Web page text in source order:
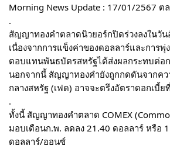
Morning News Update : 17/01/2567 ต
.
สัญญาทองคำตลาดนิวยอร์กปิดร่วงลงในวัน
เนื่องจากการแข็งค่าของดอลลาร์และการพุ่
ตอบแทนพันธบัตรสหรัฐได้ส่งผลกระทบต่อ
นอกจากนี้ สัญญาทองคำยังถูกกดดันจากคว
กลางสหรัฐ (เฟด) อาจจะตรึงอัตราดอกเบี้ย
.
ทั้งนี้ สัญญาทองคำตลาด COMEX
มอบเดือนก.พ. ลดลง 21.40 ดอลลาร์ หรือ
ดอลลาร์/ออนซ์